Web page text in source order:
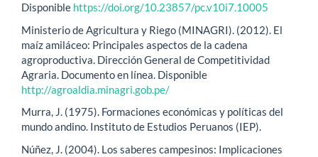
Disponible https://doi.org/10.23857/pc.v10i7.10005
Ministerio de Agricultura y Riego (MINAGRI). (2012). El
maíz amiláceo: Principales aspectos de la cadena
agroproductiva. Dirección General de Competitividad
Agraria. Documento en línea. Disponible
http://agroaldia.minagri.gob.pe/
Murra, J. (1975). Formaciones económicas y políticas del
mundo andino. Instituto de Estudios Peruanos (IEP).
Núñez, J. (2004). Los saberes campesinos: Implicaciones